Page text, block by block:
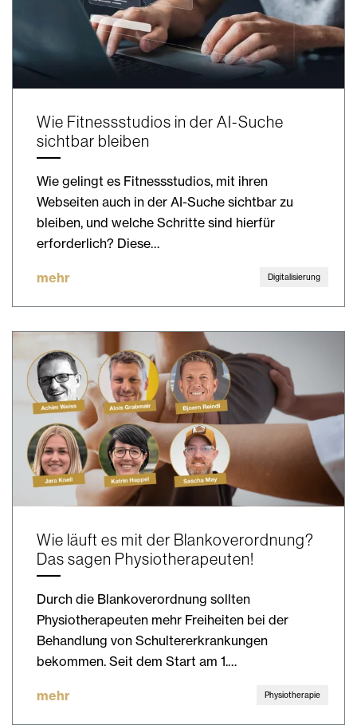
Wie Fitnessstudios in der AI-Suche
sichtbar bleiben
Wie gelingt es Fitnessstudios, mit ihren
Webseiten auch in der AI-Suche sichtbar zu
bleiben, und welche Schritte sind hierfür
erforderlich? Diese…
mehr Digitalisierung
Wie läuft es mit der ­Blankoverordnung?
Das sagen Physiotherapeuten!
Durch die Blankoverordnung sollten
Physiotherapeuten mehr Freiheiten bei der
Behandlung von Schultererkrankungen
bekommen. Seit dem Start am 1.…
mehr Physiotherapie